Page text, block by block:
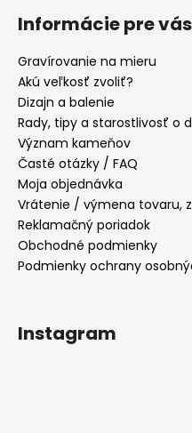
Informácie pre vás
Gravírovanie na mieru
Akú veľkosť zvoliť?
Dizajn a balenie
Rady, tipy a starostlivosť o
Význam kameňov
Časté otázky / FAQ
Moja objednávka
Vrátenie / výmena tovaru,
Reklamačný poriadok
Obchodné podmienky
Podmienky ochrany
Instagram